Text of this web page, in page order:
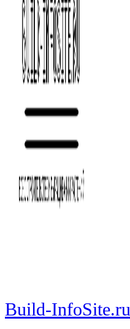
Build-InfoSite.ru